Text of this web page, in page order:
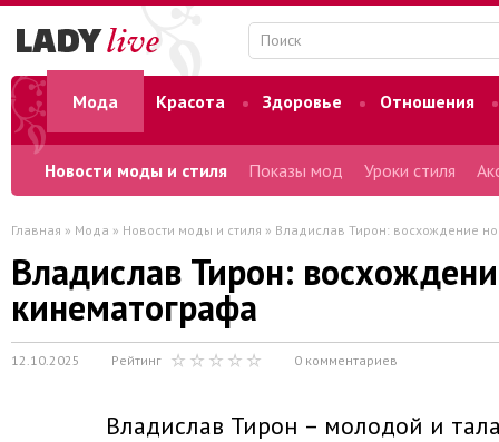
Мода Красота Здоровье
Отношения
Новости моды и стиля Показы мод Уроки стиля
Главная » Мода » Новости моды и стиля » Владислав Тирон: восхождение
Владислав Тирон:
кинематографа
12.10.2025 Рейтинг 0 комментариев
Владислав Тирон – молодой и